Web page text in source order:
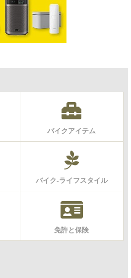
バイクアイテム
バイク-ライフスタイル
免許と保険